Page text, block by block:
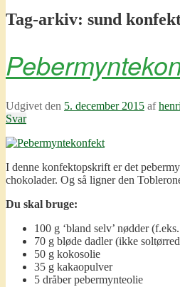
Tag-arkiv: sund
Udgivet den 5. december 2015 af
Svar
I denne konfektopskrift er det
chokolader. Og så ligner den
Du skal bruge:
100 g ‘bland selv’ nødder
70 g bløde dadler (ikke
50 g kokosolie
35 g kakaopulver
5 dråber pebermynteolie